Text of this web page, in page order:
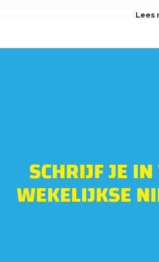
Lees
SCHRIJF JE
WEKELIJKSE